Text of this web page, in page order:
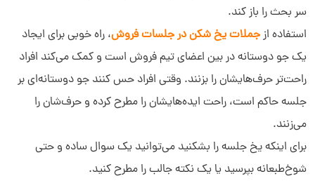
سر بحث را باز کند.
استفاده ازجملات یخ شکن در جلسات فروش، راه خوبی برای ایجاد
یک جو دوستانه در بین اعضای تیم فروش است و کمک می‌کند افراد
راحت‌تر حرف‌هایشان را بزنند. وقتی افراد حس کنند جو دوستانه‌ای بر
جلسه حاکم است، راحت ایده‌هایشان را مطرح کرده و حرف‌شان را
می‌زنند.
برای اینکه یخ جلسه را بشکنید می‌توانید یک سوال ساده و حتی
شوخ‌طبعانه بپرسید یا یک نکته جالب را مطرح کنید.